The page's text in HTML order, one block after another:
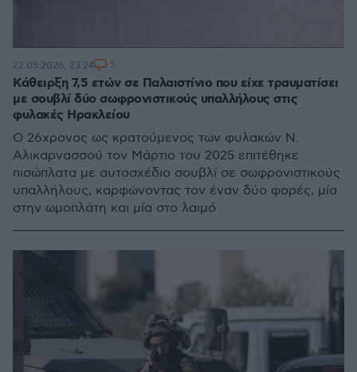
Κάθειρξη 7,5 ετών σε Παλαιστίνιο που είχε τραυματίσει
με σουβλί δύο σωφρονιστικούς υπαλλήλους στις
φυλακές Ηρακλείου
Ο 26χρονος ως κρατούμενος των φυλακών Ν.
Αλικαρνασσού τον Μάρτιο του 2025 επιτέθηκε
πισώπλατα με αυτοσχέδιο σουβλί σε σωφρονιστικούς
υπαλλήλους, καρφώνοντας τον έναν δύο φορές, μία
στην ωμοπλάτη και μία στο λαιμό
22.05.2026, 23:24 5